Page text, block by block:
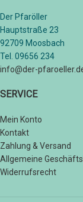
Der Pfaröller
Hauptstraße 23
92709 Moosbach
Tel. 09656 234
info@der-
SERVICE
Mein Konto
Kontakt
Zahlung & Versand
Allgemeine
Widerrufsrecht